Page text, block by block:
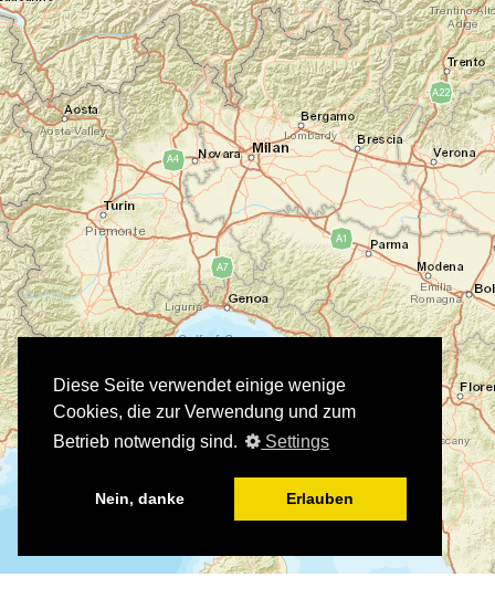
Diese Seite verwendet einige wenige
Cookies, die zur Verwendung und zum
Betrieb notwendig sind.
Settings
Nein, danke Erlauben